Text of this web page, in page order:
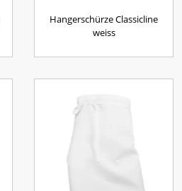
Hangerschürze Classicline
weiss